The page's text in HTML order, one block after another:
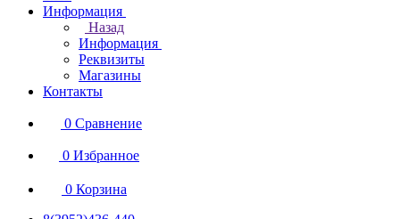
Информация
Назад
Информация
Реквизиты
Магазины
Контакты
0 Сравнение
0 Избранное
0 Корзина